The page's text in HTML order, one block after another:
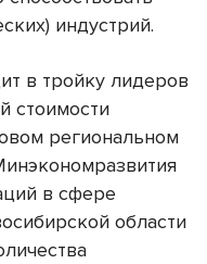
индустрий.
в тройку лидеров
стоимости
региональном
в сфере
области